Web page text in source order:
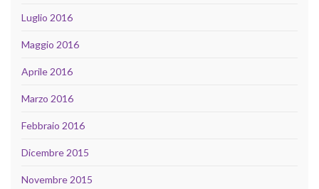
Luglio 2016
Maggio 2016
Aprile 2016
Marzo 2016
Febbraio 2016
Dicembre 2015
Novembre 2015